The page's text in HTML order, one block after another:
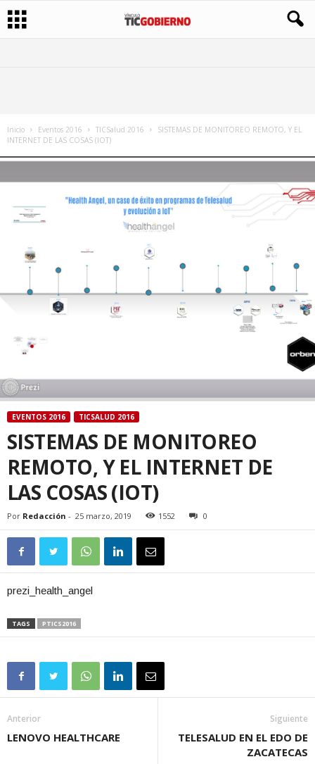
Inicio Eventos 2016 TICSalud 2016
SISTEMAS DE MONITOREO REMOTO, Y EL
INTERNET DE LAS COSAS (IOT)
EVENTOS 2016 TICSALUD 2016
SISTEMAS DE MONITOREO
REMOTO, Y EL INTERNET DE
LAS COSAS (IOT)
Por Redacción - 25 marzo, 2019 1552 0
prezi_health_angel
TAGS PTICS2016
Anterior
LENOVO HEALTHCARE
Siguiente
TELESALUD EN EL EDO DE
ZACATECAS